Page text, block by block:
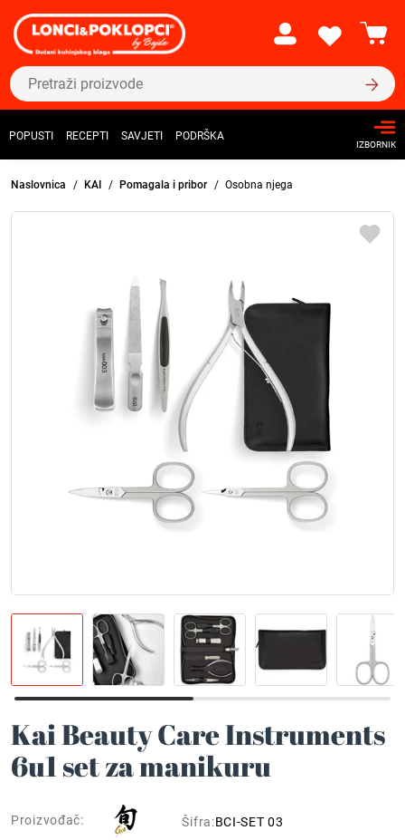
POPUSTI RECEPTI SAVJETI PODRŠKA
IZBORNIK
Naslovnica KAI Pomagala i pribor Osobna njega
Kai Beauty Care Instruments
6u1 set za manikuru
Proizvođač: Šifra:BCI-SET 03